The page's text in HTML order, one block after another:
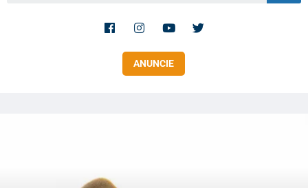
ANUNCIE